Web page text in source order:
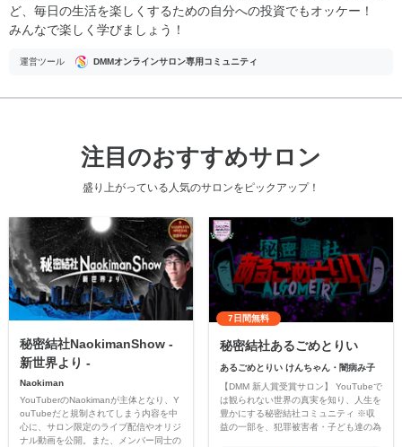
ど、毎日の生活を楽しくするための自分への投資でもオッケー！
みんなで楽しく学びましょう！
運営ツール DMMオンラインサロン専用コミュニティ
注目のおすすめサロン
盛り上がっている人気のサロンをピックアップ！
秘密結社NaokimanShow -
新世界より -
Naokiman
YouTuberのNaokimanが主体となり、Y
ouTubeだと規制されてしまう内容を中
心に、サロン限定のライブ配信やオリジ
ナル動画を公開。また、メンバー同士の
7日間無料
秘密結社あるごめとりい
あるごめとりい けんちゃん・闇病み子
【DMM 新人賞受賞サロン】 YouTubeで
は観られない世界の真実を知り、人生を
豊かにする秘密結社コミュニティ ※収
益の一部を、犯罪被害者・子ども達の為